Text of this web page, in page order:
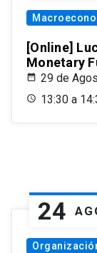
[Online]
Monetary
29 de
13:30 a
24